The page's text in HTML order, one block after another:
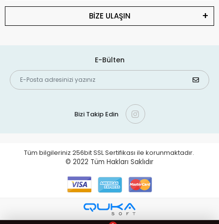
BİZE ULAŞIN
E-Bülten
Bizi Takip Edin
Tüm bilgileriniz 256bit SSL Sertifikası ile korunmaktadır.
© 2022 Tüm Hakları Saklıdır